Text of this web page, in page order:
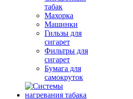
табак
Махорка
Машинки
Гильзы для
сигарет
Фильтры для
сигарет
Бумага для
самокруток